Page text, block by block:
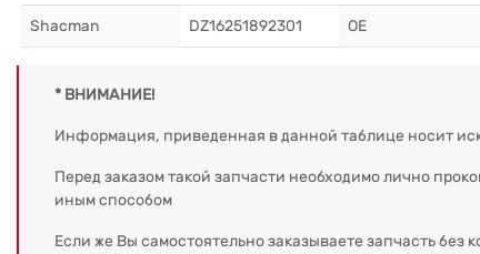
Shacman DZ16251892301 OE
* ВНИМАНИЕ!
Информация, приведенная в данной таблице носит
Перед заказом такой запчасти необходимо лично
иным способом
Если же Вы самостоятельно заказываете запчасть без